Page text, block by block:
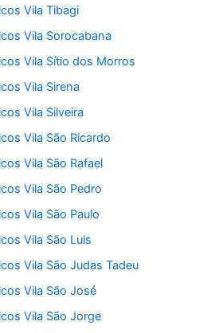
Vila Tibagi
Vila Sorocabana
Vila Sítio dos Morros
Vila Sirena
Vila Silveira
Vila São Ricardo
Vila São Rafael
Vila São Pedro
Vila São Paulo
Vila São Luis
Vila São Judas Tadeu
Vila São José
Vila São Jorge